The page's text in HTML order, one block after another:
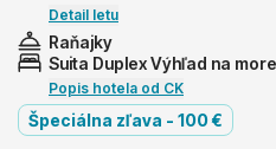
Detail letu
Raňajky
Suita Duplex Výhľad na more
Popis hotela od CK
Špeciálna zľava - 100 €